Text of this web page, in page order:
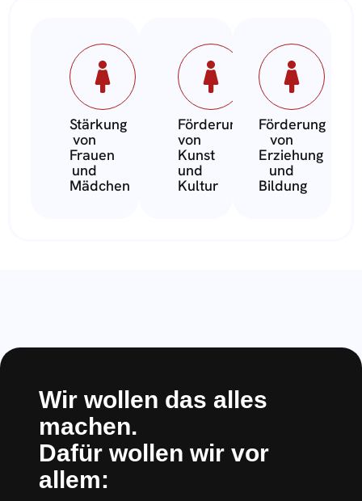
Stärkung
von
Frauen
und
Mädchen
Förderung
von
Kunst
und
Kultur
Förderung
von
Erziehung
und
Bildung
Wir wollen das alles
machen.
Dafür wollen wir vor
allem: